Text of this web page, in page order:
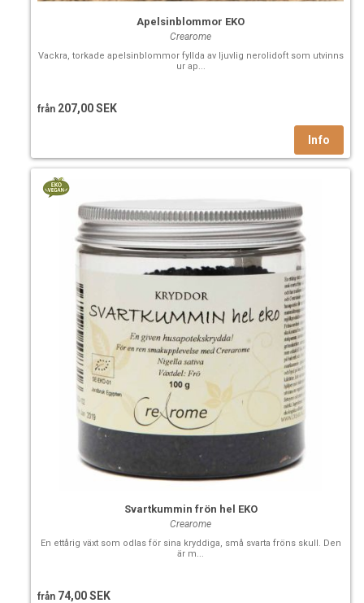
Apelsinblommor EKO
Crearome
Vackra, torkade apelsinblommor fyllda av ljuvlig nerolidoft som utvinns
ur ap...
från 207,00 SEK
Svartkummin frön hel EKO
Crearome
En ettårig växt som odlas för sina kryddiga, små svarta fröns skull. Den
är m...
från 74,00 SEK